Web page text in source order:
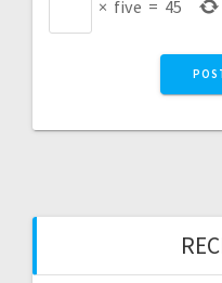
× five = 45